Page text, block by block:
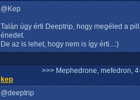
@Kep
Talán úgy érti Deeptrip, hogy megéled a
énedet.
De az is lehet, hogy nem is így érti...:)
>>> Mephedrone, mefedron,
kep
@deeptrip